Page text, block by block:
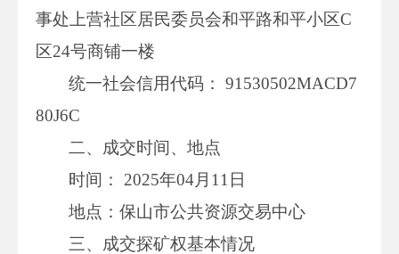
事处上营社区居民委员会和平路和平小区C
区24号商铺一楼
统一社会信用代码： 91530502MACD7
80J6C
二、成交时间、地点
时间： 2025年04月11日
地点：保山市公共资源交易中心
三、成交探矿权基本情况